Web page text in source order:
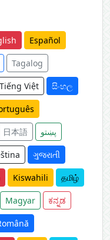
Español
Tagalog
Tiếng Việt සිංහල
日本語 پښتو
ગુજરાતી
Kiswahili தமிழ்
Magyar ಕನ್ನಡ